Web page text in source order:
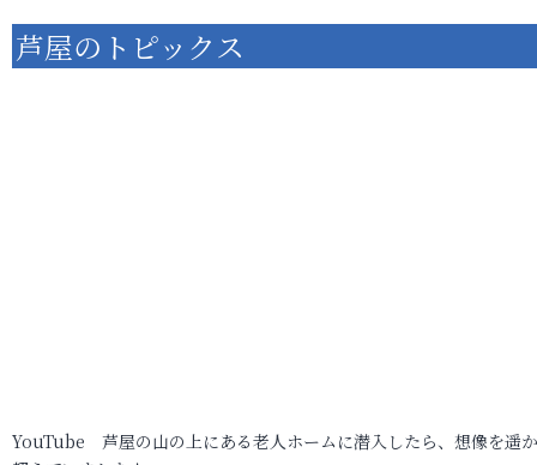
芦屋のトピックス
YouTube 芦屋の山の上にある老人ホームに潜入したら、想像を遥